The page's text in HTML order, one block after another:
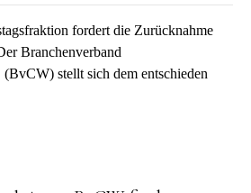
fordert die Zurücknahme
Branchenverband
stellt sich dem entschieden